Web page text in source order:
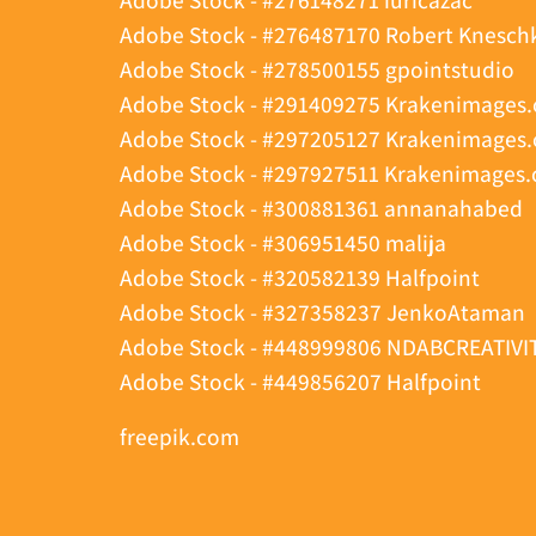
Adobe Stock - #276487170 Robert
Adobe Stock - #278500155 gpointstudio
Adobe Stock - #291409275
Adobe Stock - #297205127
Adobe Stock - #297927511
Adobe Stock - #300881361 annanahabed
Adobe Stock - #306951450 malija
Adobe Stock - #320582139 Halfpoint
Adobe Stock - #327358237 JenkoAtaman
Adobe Stock - #448999806
Adobe Stock - #449856207 Halfpoint
freepik.com